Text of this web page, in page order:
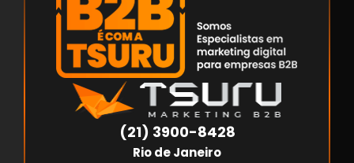
(21) 3900-8428
Rio de Janeiro